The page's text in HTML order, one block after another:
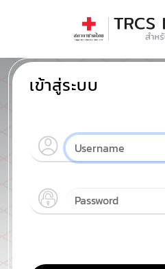
เข้าสู่ระบบ